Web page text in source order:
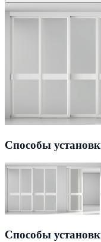
Способы
Способы